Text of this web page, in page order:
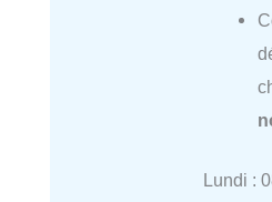
Lundi :